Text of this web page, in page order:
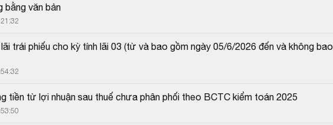
bằng văn bản
trái phiếu cho kỳ tính lãi 03 (từ và bao gồm ngày 05/6/2026 đến và không bao
tiền từ lợi nhuận sau thuế chưa phân phối theo BCTC kiểm toán 2025